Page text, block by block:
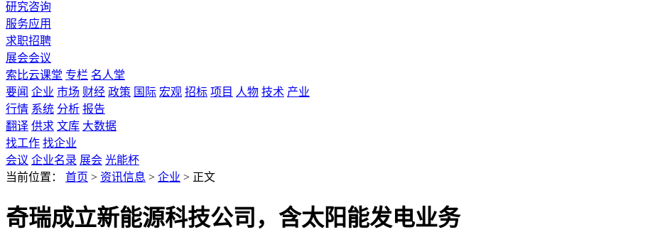
研究咨询
服务应用
求职招聘
展会会议
索比云课堂 专栏 名人堂
要闻 企业 市场 财经 政策 国际 宏观 招标 项目 人物 技术 产业
行情 系统 分析 报告
翻译 供求 文库 大数据
找工作 找企业
会议 企业名录 展会 光能杯
当前位置：
首页 > 资讯信息 > 企业 > 正文
奇瑞成立新能源科技公司，含太阳能发电业务